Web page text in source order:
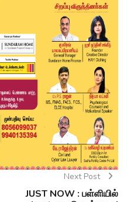
Next Post
JUST NOW : பள்ளியில்